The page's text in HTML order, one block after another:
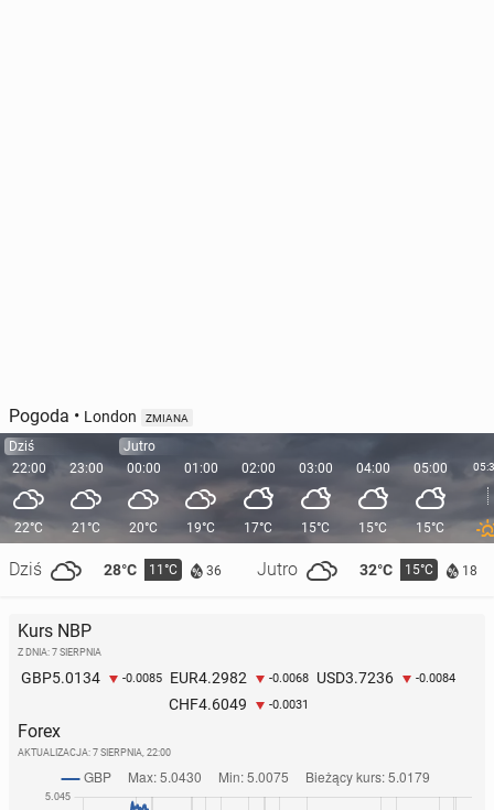
Pogoda • London ZMIANA
Dziś
22:00
22°C
Dziś 28°C 11°C 36 Jutro 32°C 15°C 18
23:00
21°C
Jutro
00:00
20°C
01:00
19°C
02:00
17°C
03:00
15°C
04:00
15°C
05:00
15°C
Kurs NBP
Z DNIA: 7 SIERPNIA
GBP5.0134 -0.0085 EUR4.2982 -0.0068 USD3.7236 -0.0084
CHF4.6049 -0.0031
Forex
AKTUALIZACJA: 7 SIERPNIA, 22:00